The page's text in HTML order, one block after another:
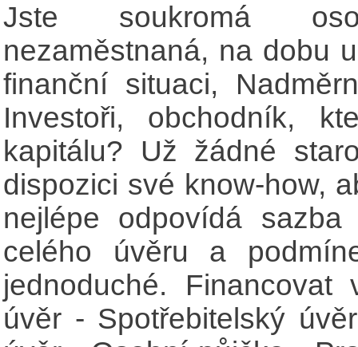
Jste soukromá
nezaměstnaná, na dobu
finanční situaci,
Investoři, obchodník,
kapitálu? Už žádné
dispozici své know-how,
nejlépe odpovídá
celého úvěru a
jednoduché.
úvěr - Spotřebitelský